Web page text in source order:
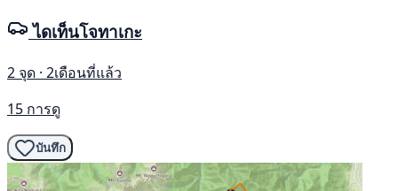
ไดเท็นโจทาเกะ
2 จุด · 2เดือนที่แล้ว
15 การดู
บันทึก